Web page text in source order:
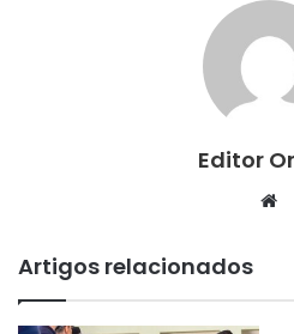
Editor
Artigos relacionados